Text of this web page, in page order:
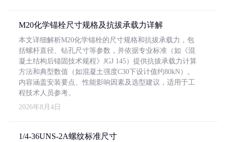
M20化学锚栓尺寸规格及抗拔承载力详解
本文详细解析M20化学锚栓的尺寸规格和抗拔承载力，包
括螺杆直径、钻孔尺寸等参数，并依据专业标准（如《混
凝土结构后锚固技术规程》JGJ 145）提供抗拔承载力计算
方法和典型数值（如混凝土强度C30下设计值约80kN）。
内容涵盖安装要点、性能影响因素及选型建议，适用于工
程技术人员参考。
2026年8月4日
1/4-36UNS-2A螺纹标准尺寸